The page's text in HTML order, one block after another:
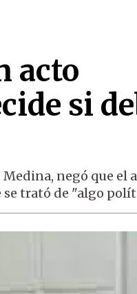
acto
si
Medina, negó que el
trató de "algo